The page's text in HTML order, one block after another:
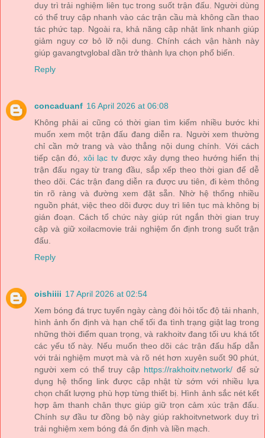
duy trì trải nghiệm liên tục trong suốt trận đấu. Người dùng
có thể truy cập nhanh vào các trận cầu mà không cần thao
tác phức tạp. Ngoài ra, khả năng cập nhật link nhanh giúp
giảm nguy cơ bỏ lỡ nội dung. Chính cách vận hành này
giúp gavangtvglobal dần trở thành lựa chọn phổ biến.
Reply
concaduanf 16 April 2026 at 06:08
Không phải ai cũng có thời gian tìm kiếm nhiều bước khi
muốn xem một trận đấu đang diễn ra. Người xem thường
chỉ cần mở trang và vào thẳng nội dung chính. Với cách
tiếp cận đó, xôi lạc tvđược xây dựng theo hướng hiển thị
trận đấu ngay từ trang đầu, sắp xếp theo thời gian để dễ
theo dõi. Các trận đang diễn ra được ưu tiên, đi kèm thông
tin rõ ràng và đường xem đặt sẵn. Nhờ hệ thống nhiều
nguồn phát, việc theo dõi được duy trì liên tục mà không bị
gián đoạn. Cách tổ chức này giúp rút ngắn thời gian truy
cập và giữ xoilacmovie trải nghiệm ổn định trong suốt trận
đấu.
Reply
oishiiii 17 April 2026 at 02:54
Xem bóng đá trực tuyến ngày càng đòi hỏi tốc độ tải nhanh,
hình ảnh ổn định và hạn chế tối đa tình trạng giật lag trong
những thời điểm quan trọng, và rakhoitv đang tối ưu khá tốt
các yếu tố này. Nếu muốn theo dõi các trận đấu hấp dẫn
với trải nghiệm mượt mà và rõ nét hơn xuyên suốt 90 phút,
người xem có thể truy cập https://rakhoitv.network/ để sử
dụng hệ thống link được cập nhật từ sớm với nhiều lựa
chọn chất lượng phù hợp từng thiết bị. Hình ảnh sắc nét kết
hợp âm thanh chân thực giúp giữ trọn cảm xúc trận đấu.
Chính sự đầu tư đồng bộ này giúp rakhoitvnetwork duy trì
trải nghiệm xem bóng đá ổn định và liền mạch.